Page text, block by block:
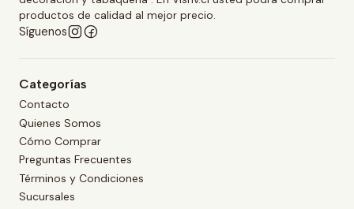
productos de calidad al mejor precio.
Síguenos
Categorías
Contacto
Quienes Somos
Cómo Comprar
Preguntas Frecuentes
Términos y Condiciones
Sucursales